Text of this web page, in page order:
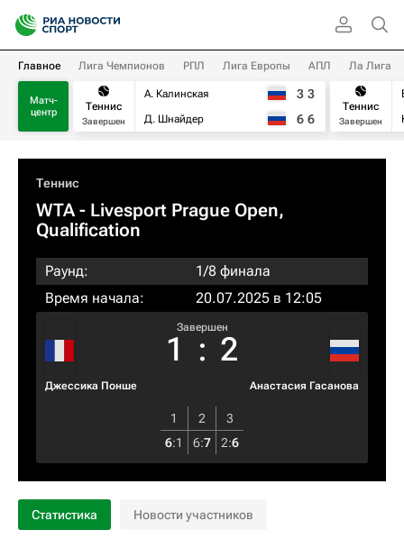
Главное Лига Чемпионов РПЛ Лига Европы АПЛ Ла Лига
Матч-
центр
Теннис
Завершен
А. Калинская
Д. Шнайдер
3 3
6 6
Теннис
Завершен
Теннис
WTA- Livesport Prague Open,
Qualification
Раунд:
1/8 финала
Время начала:
20.07.2025 в 12:05
Джессика Понше
Завершен
1 : 2
Анастасия Гасанова
1 2
3
6:1 6:7 2:6
Статистика Новости участников